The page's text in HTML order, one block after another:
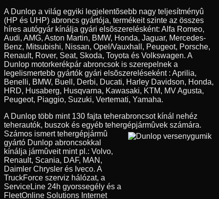
A Dunlop a világ egyiki legjelentõsebb nagy teljesítményû
(HP és UHP) abroncs gyártója, termékeit szinte az összes
híres autógyár kínálja gyári elsõszerelésként: Alfa Romeo,
Audi, AMG, Aston Martin, BMW, Honda, Jaguar, Mercedes-
Benz, Mitsubishi, Nissan, Opel/Vauxhall, Peugeot, Porsche,
Renault, Rover, Seat, Skoda, Toyota és Volkswagen. A
Dunlop motorkerékpár abroncsok is szerepelnek a
legelismertebb gyártók gyári elsõszereléseként : Aprilia,
Benelli, BMW, Buell, Derbi, Ducati, Harley Davidson, Honda,
HRD, Husaberg, Husqvarna, Kawasaki, KTM, MV Agusta,
Peugeot, Piaggio, Suzuki, Vertemati, Yamaha.
A Dunlop több mint 130 fajta teherabroncsot kínál nehéz
teherautók, buszok és egyéb tehergépjármûvek számára.
Számos ismert tehergépjármû
gyártó Dunlop abroncsokkal
kínálja jármûveit mint pl.: Volvo,
Renault, Scania, DAF, MAN,
Daimler Chrysler és Iveco. A
TruckForce szerviz hálózat, a
ServiceLine 24h gyorssegély és a
FleetOnline Solutions Internet